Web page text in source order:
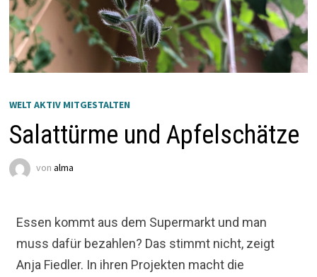
WELT AKTIV MITGESTALTEN
Salattürme und Apfelschätze
von alma
Essen kommt aus dem Supermarkt und man
muss dafür bezahlen? Das stimmt nicht, zeigt
Anja Fiedler. In ihren Projekten macht die